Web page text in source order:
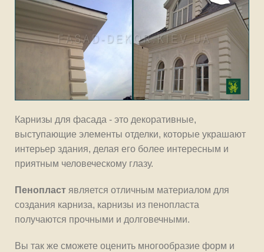
Карнизы для фасада - это декоративные,
выступающие элементы отделки, которые украшают
интерьер здания, делая его более интересным и
приятным человеческому глазу.
Пенопласт является отличным материалом для
создания карниза, карнизы из пенопласта
получаются прочными и долговечными.
Вы так же сможете оценить многообразие форм и